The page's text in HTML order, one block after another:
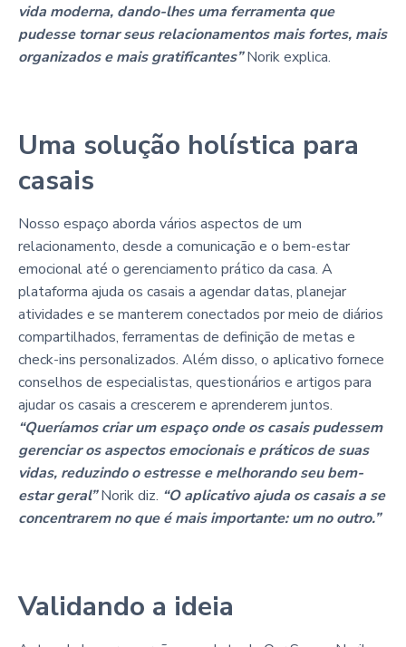
vida moderna, dando-lhes uma ferramenta que
pudesse tornar seus relacionamentos mais fortes, mais
organizados e mais gratificantes”Norik explica.
Uma solução holística para
casais
Nosso espaço aborda vários aspectos de um
relacionamento, desde a comunicação e o bem-estar
emocional até o gerenciamento prático da casa. A
plataforma ajuda os casais a agendar datas, planejar
atividades e se manterem conectados por meio de diários
compartilhados, ferramentas de definição de metas e
check-ins personalizados. Além disso, o aplicativo fornece
conselhos de especialistas, questionários e artigos para
ajudar os casais a crescerem e aprenderem juntos.
“Queríamos criar um espaço onde os casais pudessem
gerenciar os aspectos emocionais e práticos de suas
vidas, reduzindo o estresse e melhorando seu bem-
estar geral”Norik diz. “O aplicativo ajuda os casais a se
concentrarem no que é mais importante: um no outro.”
Validando a ideia